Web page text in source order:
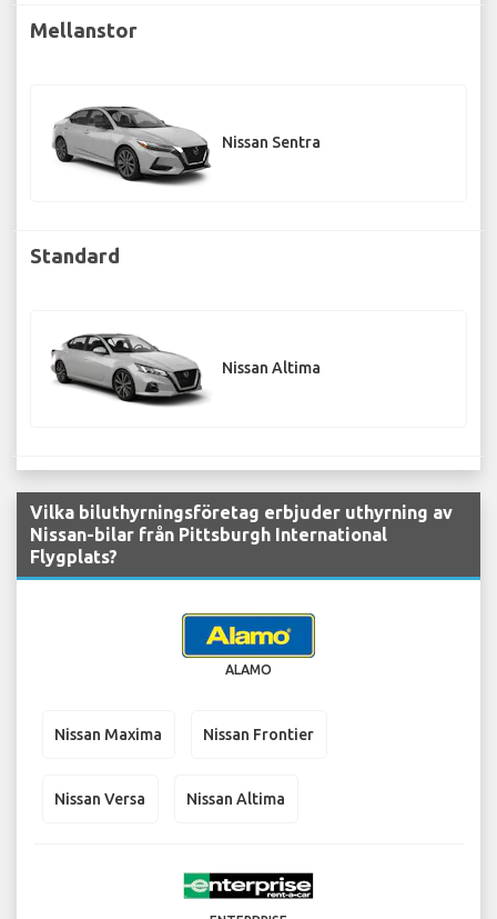
Mellanstor
Nissan Sentra
Standard
Nissan Altima
Vilka biluthyrningsföretag erbjuder uthyrning av
Nissan-bilar från Pittsburgh International
Flygplats?
ALAMO
Nissan Maxima Nissan Frontier
Nissan Versa Nissan Altima